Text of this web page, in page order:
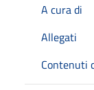
A cura di
Allegati
Contenuti